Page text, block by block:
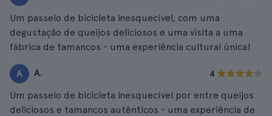
Um passeio de bicicleta inesquecível, com uma
degustação de queijos deliciosos e uma visita a uma
fábrica de tamancos - uma experiência cultural única!
A A. 4
Um passeio de bicicleta inesquecível por entre queijos
deliciosos e tamancos autênticos - uma experiência de